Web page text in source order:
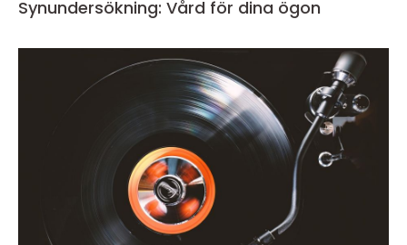
Synundersökning: Vård för dina ögon